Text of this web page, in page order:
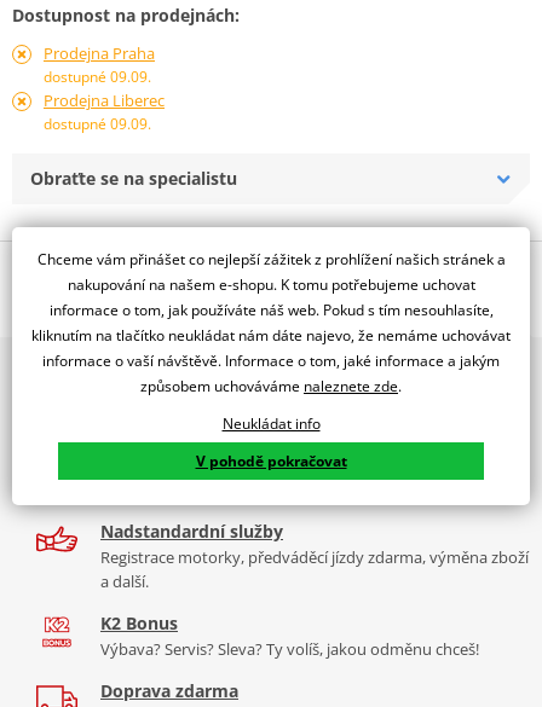
Dostupnost na prodejnách:
Prodejna Praha
dostupné 09.09.
Prodejna Liberec
dostupné 09.09.
Obraťte se na specialistu
Popis a parametry
Jsme autorizovaný
dealer značky TOURMAX
POZOR ! U dvou kotoučů je potřeba objednat 2x!
2x multibrand showroom
9 značek motocyklů, servis, oblečení, doplňky i náhradní
díly, to vše v Praze a Liberci
Více než 30 let zkušeností
Nadstandardní služby
Registrace motorky, předváděcí jízdy zdarma, výměna zboží
a další.
K2 Bonus
Výbava? Servis? Sleva? Ty volíš, jakou odměnu chceš!
Doprava zdarma
Chceme vám přinášet co nejlepší zážitek z prohlížení našich stránek a
nakupování na našem e-shopu. K tomu potřebujeme uchovat
informace o tom, jak používáte náš web. Pokud s tím nesouhlasíte,
kliknutím na tlačítko neukládat nám dáte najevo, že nemáme uchovávat
informace o vaší návštěvě. Informace o tom, jaké informace a jakým
způsobem uchováváme naleznete zde.
Neukládat info
V pohodě pokračovat